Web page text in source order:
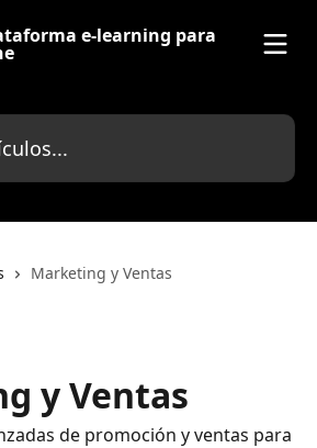
Marketing y Ventas
y Ventas
de promoción y ventas para